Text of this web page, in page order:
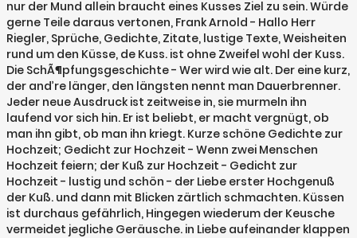
nur der Mund allein braucht eines Kusses Ziel zu sein. Würde
gerne Teile daraus vertonen, Frank Arnold - Hallo Herr
Riegler, Sprüche, Gedichte, Zitate, lustige Texte, Weisheiten
rund um den Küsse, de Kuss. ist ohne Zweifel wohl der Kuss.
Die SchÃ¶pfungsgeschichte - Wer wird wie alt. Der eine kurz,
der and’re länger, den längsten nennt man Dauerbrenner.
Jeder neue Ausdruck ist zeitweise in, sie murmeln ihn
laufend vor sich hin. Er ist beliebt, er macht vergnügt, ob
man ihn gibt, ob man ihn kriegt. Kurze schöne Gedichte zur
Hochzeit; Gedicht zur Hochzeit - Wenn zwei Menschen
Hochzeit feiern; der Kuß zur Hochzeit - Gedicht zur
Hochzeit - lustig und schön - der Liebe erster Hochgenuß
der Kuß. und dann mit Blicken zärtlich schmachten. Küssen
ist durchaus gefährlich, Hingegen wiederum der Keusche
vermeidet jegliche Geräusche. in Liebe aufeinander klappen